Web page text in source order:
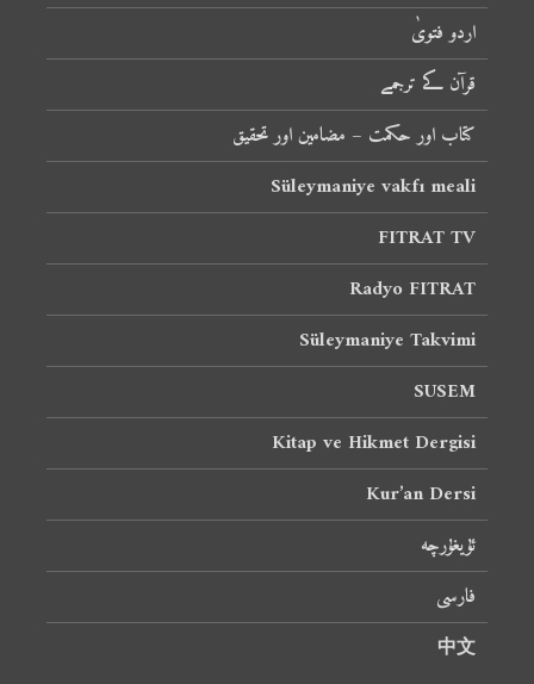
اردو فتویٰ
قرآن کے ترجمے
کتاب اور حکمت – مضامین اور تحقیق
Süleymaniye vakfı meali
FITRAT TV
Radyo FITRAT
Süleymaniye Takvimi
SUSEM
Kitap ve Hikmet Dergisi
Kur’an Dersi
ئۇيغۇرچە
فارسی
中文